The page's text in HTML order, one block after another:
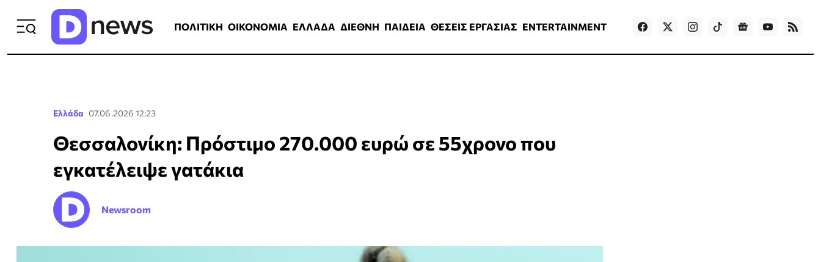
ΠΟΛΙΤΙΚΗ ΟΙΚΟΝΟΜΙΑ ΕΛΛΑΔΑ ΔΙΕΘΝΗ ΠΑΙΔΕΙΑ ΘΕΣΕΙΣ ΕΡΓΑΣΙΑΣ ENTERTAINMENT Games
Ελλάδα 07.06.2026 12:23
Θεσσαλονίκη: Πρόστιμο 270.000 ευρώ σε 55χρονο που
εγκατέλειψε γατάκια
Newsroom